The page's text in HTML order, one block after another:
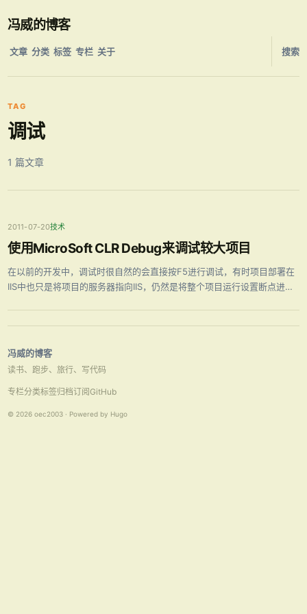
冯威的博客
文章 分类 标签 专栏 关于 搜索
TAG
调试
1 篇文章
2011-07-20技术
使用MicroSoft CLR Debug来调试较大项目
在以前的开发中，调试时很自然的会直接按F5进行调试，有时项目部署在
IIS中也只是将项目的服务器指向IIS，仍然是将整个项目运行设置断点进行
冯威的博客
读书、跑步、旅行、写代码
专栏分类标签归档订阅GitHub
© 2026 oec2003 · Powered by Hugo